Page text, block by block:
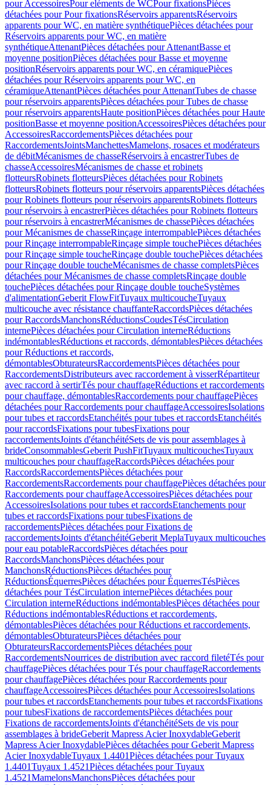
pour AccessoiresPour eléments de WCPour fixationsPièces
détachées pour Pour fixationsRéservoirs apparentsRéservoirs
apparents pour WC, en matière synthétiquePièces détachées pour
Réservoirs apparents pour WC, en matière
synthétiqueAttenantPièces détachées pour AttenantBasse et
moyenne positionPièces détachées pour Basse et moyenne
positionRéservoirs apparents pour WC, en céramiquePièces
détachées pour Réservoirs apparents pour WC, en
céramiqueAttenantPièces détachées pour AttenantTubes de chasse
pour réservoirs apparentsPièces détachées pour Tubes de chasse
pour réservoirs apparentsHaute positionPièces détachées pour Haute
positionBasse et moyenne positionAccessoiresPièces détachées pour
AccessoiresRaccordementsPièces détachées pour
RaccordementsJointsManchettesMamelons, rosaces et modérateurs
de débitMécanismes de chasseRéservoirs à encastrerTubes de
chasseAccessoiresMécanismes de chasse et robinets
flotteursRobinets flotteursPièces détachées pour Robinets
flotteursRobinets flotteurs pour réservoirs apparentsPièces détachées
pour Robinets flotteurs pour réservoirs apparentsRobinets flotteurs
pour réservoirs à encastrerPièces détachées pour Robinets flotteurs
pour réservoirs à encastrerMécanismes de chassePièces détachées
pour Mécanismes de chasseRinçage interrompablePièces détachées
pour Rinçage interrompableRinçage simple touchePièces détachées
pour Rinçage simple toucheRinçage double touchePièces détachées
pour Rinçage double toucheMécanismes de chasse completsPièces
détachées pour Mécanismes de chasse completsRinçage double
touchePièces détachées pour Rinçage double toucheSystèmes
d'alimentationGeberit FlowFitTuyaux multicoucheTuyaux
multicouche avec résistance chauffanteRaccordsPièces détachées
pour RaccordsManchonsRéductionsCoudesTésCirculation
internePièces détachées pour Circulation interneRéductions
indémontablesRéductions et raccords, démontablesPièces détachées
pour Réductions et raccords,
démontablesObturateursRaccordementsPièces détachées pour
RaccordementsDistributeurs avec raccordement à visserRépartiteur
avec raccord à sertirTés pour chauffageRéductions et raccordements
pour chauffage, démontablesRaccordements pour chauffagePièces
détachées pour Raccordements pour chauffageAccessoiresIsolations
pour tubes et raccordsEtanchéités pour tubes et raccordsEtanchéités
pour raccordsFixations pour tubesFixations pour
raccordementsJoints d'étanchéitéSets de vis pour assemblages à
brideConsommablesGeberit PushFitTuyaux multicouchesTuyaux
multicouches pour chauffageRaccordsPièces détachées pour
RaccordsRaccordementsPièces détachées pour
RaccordementsRaccordements pour chauffagePièces détachées pour
Raccordements pour chauffageAccessoiresPièces détachées pour
AccessoiresIsolations pour tubes et raccordsEtanchements pour
tubes et raccordsFixations pour tubesFixations de
raccordementsPièces détachées pour Fixations de
raccordementsJoints d'étanchéitéGeberit MeplaTuyaux multicouches
pour eau potableRaccordsPièces détachées pour
RaccordsManchonsPièces détachées pour
ManchonsRéductionsPièces détachées pour
RéductionsÉquerresPièces détachées pour ÉquerresTésPièces
détachées pour TésCirculation internePièces détachées pour
Circulation interneRéductions indémontablesPièces détachées pour
Réductions indémontablesRéductions et raccordements,
démontablesPièces détachées pour Réductions et raccordements,
démontablesObturateursPièces détachées pour
ObturateursRaccordementsPièces détachées pour
RaccordementsNourrices de distribution avec raccord filetéTés pour
chauffagePièces détachées pour Tés pour chauffageRaccordements
pour chauffagePièces détachées pour Raccordements pour
chauffageAccessoiresPièces détachées pour AccessoiresIsolations
pour tubes et raccordsEtanchements pour tubes et raccordsFixations
pour tubesFixations de raccordementsPièces détachées pour
Fixations de raccordementsJoints d'étanchéitéSets de vis pour
assemblages à brideGeberit Mapress Acier InoxydableGeberit
Mapress Acier InoxydablePièces détachées pour Geberit Mapress
Acier InoxydableTuyaux 1.4401Pièces détachées pour Tuyaux
1.4401Tuyaux 1.4521Pièces détachées pour Tuyaux
1.4521MamelonsManchonsPièces détachées pour